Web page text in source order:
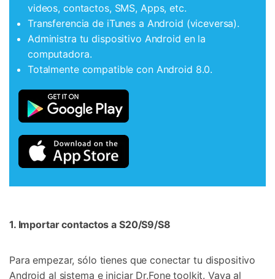
videos, contactos, SMS, Apps, etc.
Transferencia de iTunes a Android (viceversa).
Administra tu dispositivo Android en la
computadora.
Totalmente compatible con Android 8.0.
1. Importar contactos a S20/S9/S8
Para empezar, sólo tienes que conectar tu dispositivo
Android al sistema e iniciar Dr.Fone toolkit. Vaya al